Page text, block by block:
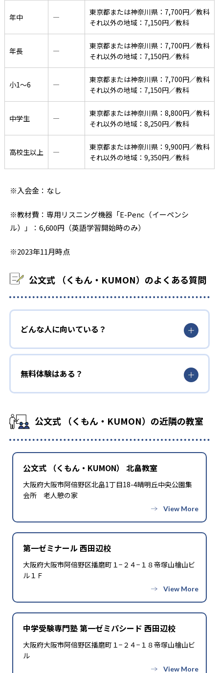
年中 ―
東京都または神奈川県：7,700円／教科
それ以外の地域：7,150円／教科
年長 ―
東京都または神奈川県：7,700円／教科
それ以外の地域：7,150円／教科
小1〜6 ―
東京都または神奈川県：7,700円／教科
それ以外の地域：7,150円／教科
中学生 ―
東京都または神奈川県：8,800円／教科
それ以外の地域：8,250円／教科
高校生以上 ―
東京都または神奈川県：9,900円／教科
それ以外の地域：9,350円／教科
※入会金：なし
※教材費：専用リスニング機器「E-Penc（イーペンシ
ル）」：6,600円（英語学習開始時のみ）
※2023年11月時点
公文式 （くもん・KUMON）のよくある質問
どんな人に向いている？
無料体験はある？
公文式 （くもん・KUMON）の近隣の教室
公文式 （くもん・KUMON） 北畠教室
大阪府大阪市阿倍野区北畠1丁目18-4晴明丘中央公園集
会所 老人憩の家
第一ゼミナール 西田辺校
大阪府大阪市阿倍野区播磨町１−２４−１８帝塚山檜山ビ
ル１Ｆ
中学受験専門塾 第一ゼミパシード 西田辺校
大阪府大阪市阿倍野区播磨町１−２４−１８帝塚山檜山ビ
ル